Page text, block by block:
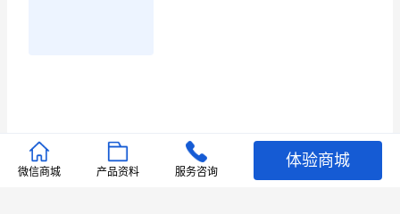
推荐文章
微信商城 产品资料 服务咨询
体验商城